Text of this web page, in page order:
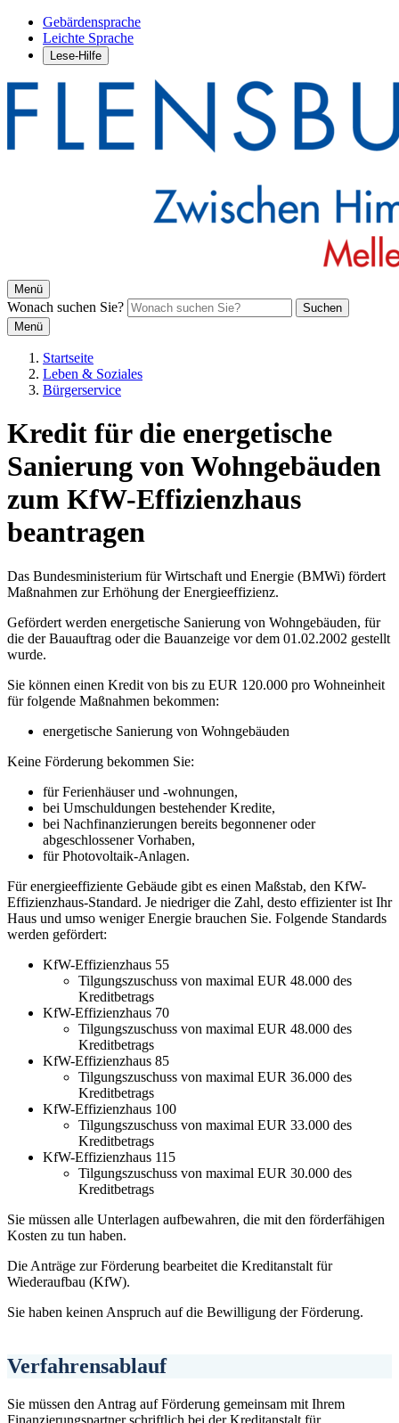
Gebärdensprache
Leichte Sprache
Lese-Hilfe
Menü
Wonach suchen Sie?
Suchen
Menü
Startseite
Leben & Soziales
Bürgerservice
Kredit für die energetische
Sanierung von Wohngebäuden
zum KfW-Effizienzhaus
beantragen
Das Bundesministerium für Wirtschaft und Energie (BMWi) fördert
Maßnahmen zur Erhöhung der Energieeffizienz.
Gefördert werden energetische Sanierung von Wohngebäuden, für
die der Bauauftrag oder die Bauanzeige vor dem 01.02.2002 gestellt
wurde.
Sie können einen Kredit von bis zu EUR 120.000 pro Wohneinheit
für folgende Maßnahmen bekommen:
energetische Sanierung von Wohngebäuden
Keine Förderung bekommen Sie:
für Ferienhäuser und -wohnungen,
bei Umschuldungen bestehender Kredite,
bei Nachfinanzierungen bereits begonnener oder
abgeschlossener Vorhaben,
für Photovoltaik-Anlagen.
Für energieeffiziente Gebäude gibt es einen Maßstab, den KfW-
Effizienzhaus-Standard. Je niedriger die Zahl, desto effizienter ist Ihr
Haus und umso weniger Energie brauchen Sie. Folgende Standards
werden gefördert:
KfW-Effizienzhaus 55
Tilgungszuschuss von maximal EUR 48.000 des
Kreditbetrags
KfW-Effizienzhaus 70
Tilgungszuschuss von maximal EUR 48.000 des
Kreditbetrags
KfW-Effizienzhaus 85
Tilgungszuschuss von maximal EUR 36.000 des
Kreditbetrags
KfW-Effizienzhaus 100
Tilgungszuschuss von maximal EUR 33.000 des
Kreditbetrags
KfW-Effizienzhaus 115
Tilgungszuschuss von maximal EUR 30.000 des
Kreditbetrags
Sie müssen alle Unterlagen aufbewahren, die mit den förderfähigen
Kosten zu tun haben.
Die Anträge zur Förderung bearbeitet die Kreditanstalt für
Wiederaufbau (KfW).
Sie haben keinen Anspruch auf die Bewilligung der Förderung.
Verfahrensablauf
Sie müssen den Antrag auf Förderung gemeinsam mit Ihrem
Finanzierungspartner schriftlich bei der Kreditanstalt für